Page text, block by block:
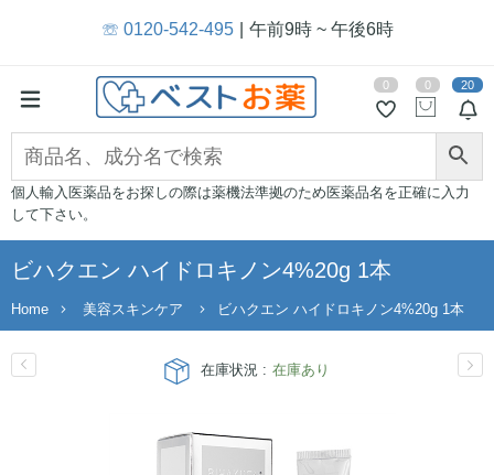
☏ 0120-542-495 午前9時 ~ 午後6時
20
0 0
個人輸入医薬品をお探しの際は薬機法準拠のため医薬品名を正確に入力
して下さい。
ビハクエン ハイドロキノン4%20g 1本
Home 美容スキンケア ビハクエン ハイドロキノン4%20g 1本
在庫状況 : 在庫あり